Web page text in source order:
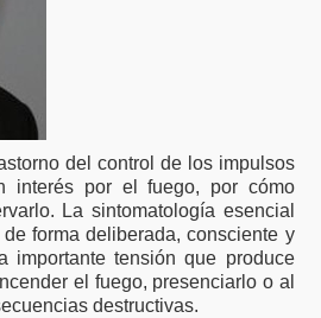
del control de los impulsos
interés por el fuego, por cómo
La sintomatología esencial
forma deliberada, consciente y
importante tensión que produce
el fuego, presenciarlo o al
destructivas.